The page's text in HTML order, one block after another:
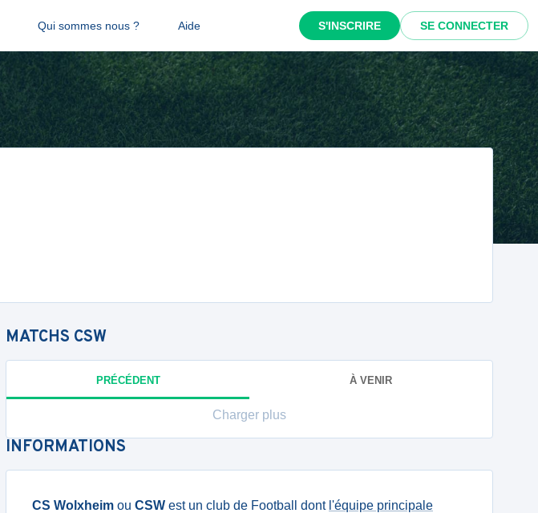
Qui sommes nous ? Aide S'INSCRIRE SE CONNECTER
MATCHS CSW
PRÉCÉDENT À VENIR
Charger plus
INFORMATIONS
CS Wolxheim ou CSW est un club de Football dont l'équipe principale